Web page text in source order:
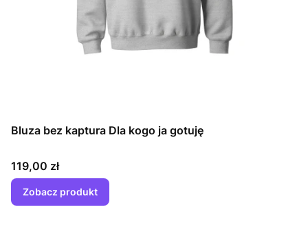
Bluza bez kaptura Dla kogo ja gotuję
Cena
119,00 zł
Zobacz produkt